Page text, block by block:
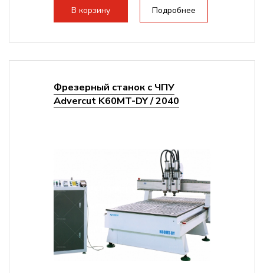
Мощность инвертора:
10500 Вт
В корзину Подробнее
Фрезерный станок с ЧПУ
Advercut K60MT-DY / 2040